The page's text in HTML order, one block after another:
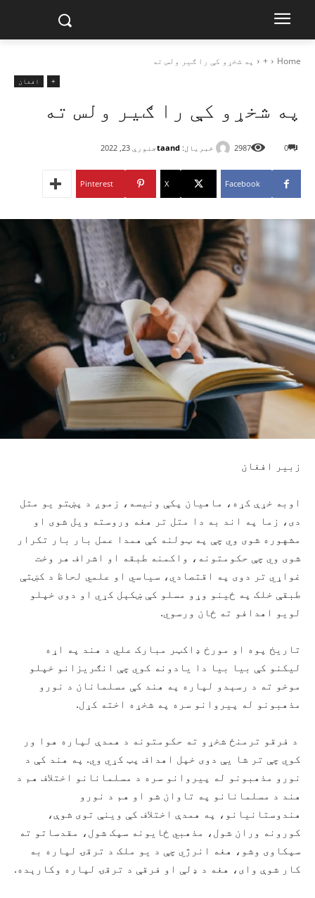
Home
+ په شخړو کې را ګیر ولس ته
+ افغان
په شخړو کې را ګیر ولس ته
خبریال: taandجنوري 23, 2022 0
2987
Facebook
X
Pinterest
زبیر افغان
اوبه خړې کړه، ماهیان پکې ونیسه، زموږ د پښتو یو متل
دی، زما په اند به دا متل تر هغه وروسته ویل شوی او
مشهوره شوی وي چې په ټولنه کې همدا عمل بار بار تکرار
شوی وي چې حکومتونه، واکمنه طبقه او اشراف هر وخت
غواړي تر دوی په اقتصادي، سیاسي او علمي لحاظ د کښتې
طبقې خلک په ځينو وړو مسلو کې ښکېل کړي او دوی خپلو
لویو اهدافو ته ځان ورسوي.
تاریخ پوه او مورخ ډاکټر مبارک علي د هند په اړه
لیکنو کې بیا بیا دا یادونه کوي چې انګریزانو خپلو
موخو ته د رسېدو لپاره په هند کې مسلمانان د نورو
مذهبونو له پيروانو سره په شخړه اخته کړل.
د فرقو ترمنځ شخړو ته حکومتونه د همدې لپاره هوا ور
کوي چې تر شا يې دوی خپل اهداف پټ کړي وي. په هند کې د
نورو مذهبونو له پيروانو سره د مسلمانانو اختلاف هم د
هند د مسلمانانو په تاوان شو او هم د نورو
هندوستانیانو، په همدې اختلاف کې وینې توی شوې،
کورونه وران شول، مذهبي ځایونه سپک شول، مقدساتو ته
سپکاوی وشو، هغه انرژي چې د یو ملک د ترقۍ لپاره به
کار شوې وای، هغه د ډلې او فرقې د ترقۍ لپاره وکارېده.